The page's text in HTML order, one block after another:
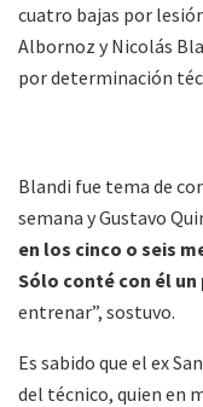
cuatro bajas por
Albornoz y Nicolás
por determinación
Blandi fue tema de
semana y Gustavo
en los cinco o seis
Sólo conté con él un
entrenar”, sostuvo.
Es sabido que el ex
del técnico, quien en